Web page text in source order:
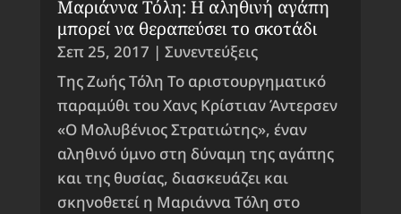
Μαριάννα Τόλη: Η αληθινή αγάπη
μπορεί να θεραπεύσει το σκοτάδι
Σεπ 25, 2017 | Συνεντεύξεις
Της Ζωής Τόλη Το αριστουργηματικό
παραμύθι του Χανς Κρίστιαν Άντερσεν
«Ο Μολυβένιος Στρατιώτης», έναν
αληθινό ύμνο στη δύναμη της αγάπης
και της θυσίας, διασκευάζει και
σκηνοθετεί η Μαριάννα Τόλη στο